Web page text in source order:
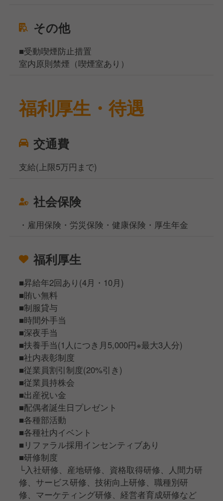
その他
■受動喫煙防止措置
室内原則禁煙（喫煙室あり）
福利厚生・待遇
交通費
支給(上限5万円まで)
社会保険
・雇用保険・労災保険・健康保険・厚生年金
福利厚生
■昇給年2回あり(4月・10月)
■賄い無料
■制服貸与
■時間外手当
■深夜手当
■扶養手当(1人につき月5,000円※最大3人分)
■社内表彰制度
■従業員割引制度(20%引き)
■従業員持株会
■出産祝い金
■配偶者誕生日プレゼント
■各種部活動
■各種社内イベント
■リファラル採用インセンティブあり
■研修制度
└入社研修、産地研修、資格取得研修、人間力研
修、サービス研修、技術向上研修、職種別研
修、マーケティング研修、経営者育成研修など